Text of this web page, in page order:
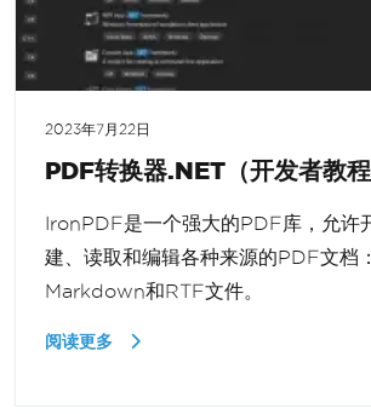
2023年7月22日
PDF转换器.NET（开发者教程
IronPDF是一个强大的PDF库，允许
建、读取和编辑各种来源的PDF文档
Markdown和RTF文件。
阅读更多